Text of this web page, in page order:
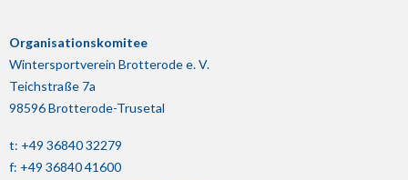
Organisationskomitee
Wintersportverein Brotterode e. V.
Teichstraße 7a
98596 Brotterode-Trusetal
t: +49 36840 32279
f: +49 36840 41600